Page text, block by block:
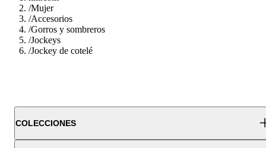
/Mujer
/Accesorios
/Gorros y sombreros
/Jockeys
/Jockey de cotelé
COLECCIONES